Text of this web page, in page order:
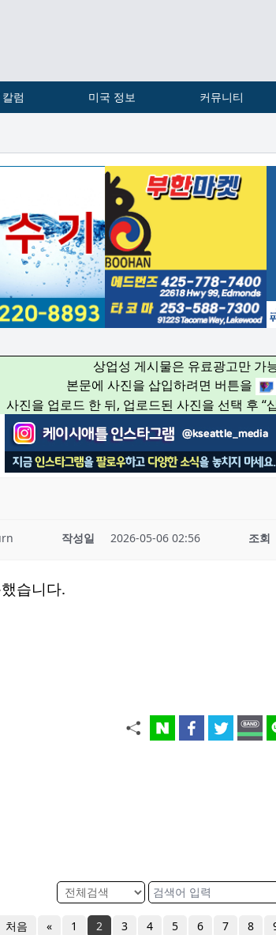
럼 미국 정보 커뮤니티
상업성 게시물은 유료광고만 가
본문에 사진을 삽입하려면 버튼을
사진을 업로드 한 뒤, 업로드된 사진을 선택 후 “
작성일 2026-05-06 02:56 조회
습니다.
처음 « 1 2 3 4 5 6 7 8